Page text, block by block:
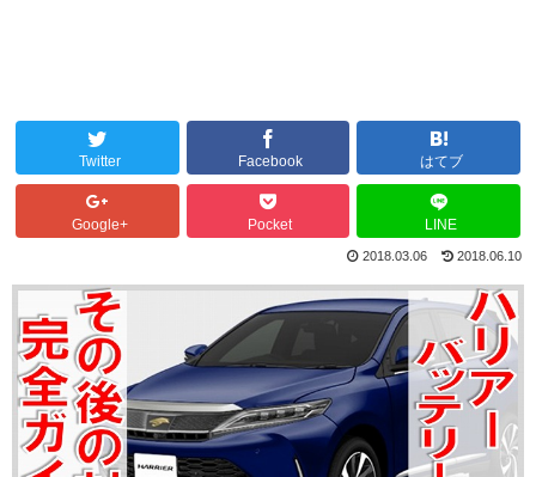
Twitter Facebook はてブ
Google+ Pocket LINE
2018.03.06 2018.06.10